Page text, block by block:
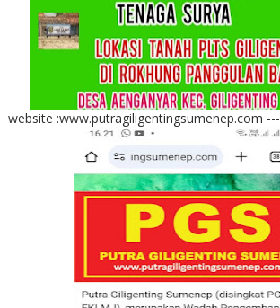
website :www.putragiligentingsumenep.com ---